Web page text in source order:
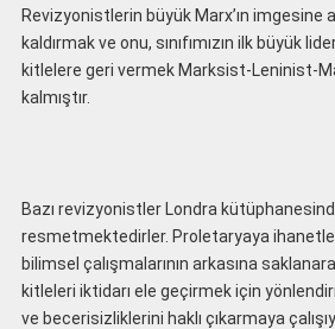
Revizyonistlerin büyük Marx’ın imgesine
kaldırmak ve onu, sınıfımızın ilk büyük
kitlelere geri vermek Marksist-Leninist-
kalmıştır.
Bazı revizyonistler Londra
resmetmektedirler. Proletaryaya
bilimsel çalışmalarının arkasına
kitleleri iktidarı ele geçirmek için
ve becerisizliklerini haklı çıkarmaya